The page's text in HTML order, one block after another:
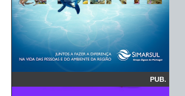
PUB.